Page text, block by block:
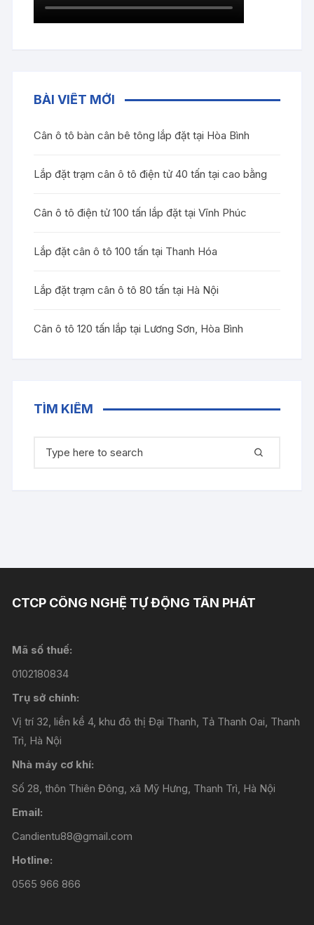
BÀI VIẾT MỚI
Cân ô tô bàn cân bê tông lắp đặt tại Hòa Bình
Lắp đặt trạm cân ô tô điện tử 40 tấn tại cao bằng
Cân ô tô điện tử 100 tấn lắp đặt tại Vĩnh Phúc
Lắp đặt cân ô tô 100 tấn tại Thanh Hóa
Lắp đặt trạm cân ô tô 80 tấn tại Hà Nội
Cân ô tô 120 tấn lắp tại Lương Sơn, Hòa Bình
TÌM KIẾM
kiếm:
CTCP CÔNG NGHỆ TỰ ĐỘNG TÂN PHÁT
Mã số thuế:
0102180834
Trụ sở chính:
Vị trí 32, liền kề 4, khu đô thị Đại Thanh, Tả Thanh Oai, Thanh
Trì, Hà Nội
Nhà máy cơ khí:
Số 28, thôn Thiên Đông, xã Mỹ Hưng, Thanh Trì, Hà Nội
Email:
Candientu88@gmail.com
Hotline:
0565 966 866